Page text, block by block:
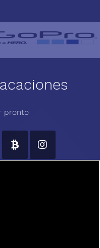
pronto